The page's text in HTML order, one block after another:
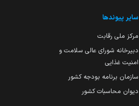
سایر پیوندها
مرکز ملی رقابت
دبیرخانه شورای عالی سلامت و
امنیت غذایی
سازمان برنامه بودجه کشور
دیوان محاسبات کشور